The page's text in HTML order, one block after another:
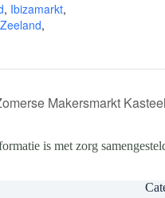
, Ibizamarkt,
,
Makersmarkt
is met zorg